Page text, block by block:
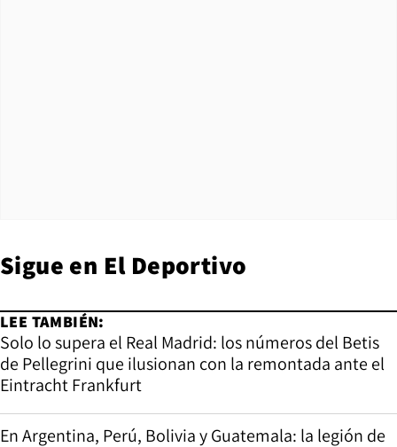
Sigue en El Deportivo
LEE TAMBIÉN:
Solo lo supera el Real Madrid: los números del Betis
de Pellegrini que ilusionan con la remontada ante el
Eintracht Frankfurt
En Argentina, Perú, Bolivia y Guatemala: la legión de